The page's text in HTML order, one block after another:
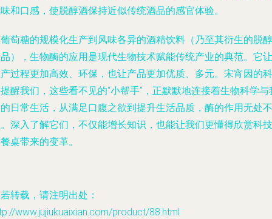
和口感，使脱醇酒保持近似传统酒品的感官体验。
萄糖的规模化生产到风味各异的酒精饮料（乃至其衍生的脱醇
），生物酶的应用是现代生物技术赋能传统产业的典范。它让
过程更加高效、环保，也让产品更加优质、多元。宋宵因的科
醒我们，这些看不见的“小帮手”，正默默地连接着生物科学与
日常生活，从满足口腹之欲到提升生活品质，酶的作用无处不
深入了解它们，不仅能增长知识，也能让我们更懂得欣赏科技
桌带来的变革。
转载，请注明出处：
www.jujiukuaixian.com/product/88.html